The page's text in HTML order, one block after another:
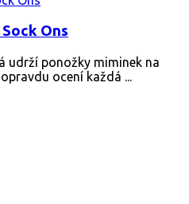
Ons
udrží ponožky miminek na
ocení každá ...